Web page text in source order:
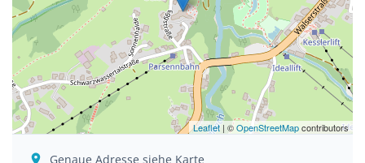
Leaflet| ©OpenStreetMapcontributors
Genaue Adresse siehe Karte